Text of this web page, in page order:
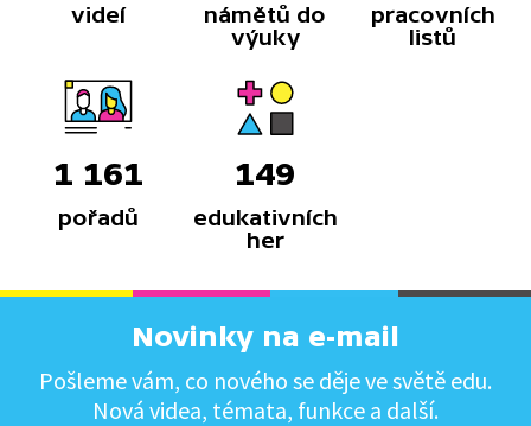
videí
námětů do
výuky
pracovních
listů
1 161
pořadů
149
edukativních
her
Novinky na e-mail
Pošleme vám, co nového se děje ve světě edu.
Nová videa, témata, funkce a další.